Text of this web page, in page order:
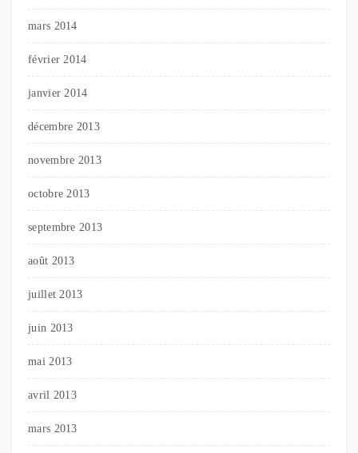
mars 2014
février 2014
janvier 2014
décembre 2013
novembre 2013
octobre 2013
septembre 2013
août 2013
juillet 2013
juin 2013
mai 2013
avril 2013
mars 2013